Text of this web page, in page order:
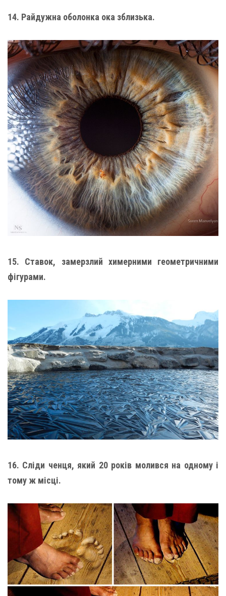
14. Райдужна оболонка ока зблизька.
15. Ставок, замерзлий химерними геометричними
фігурами.
16. Сліди ченця, який 20 років молився на одному і
тому ж місці.